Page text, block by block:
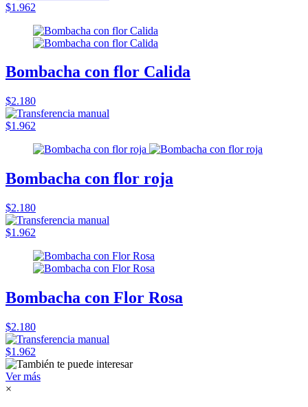
$1.962
Bombacha con flor Calida
$2.180
$1.962
Bombacha con flor roja
$2.180
$1.962
Bombacha con Flor Rosa
$2.180
$1.962
Ver más
×